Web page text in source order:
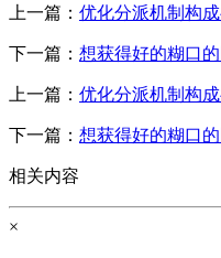
上一篇： 优化分派机制构
下一篇： 想获得好的糊口
上一篇： 优化分派机制构
下一篇： 想获得好的糊口
相关内容
×